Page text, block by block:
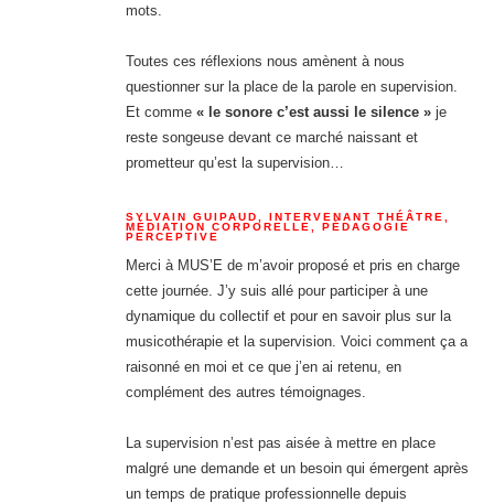
mots.
Toutes ces réflexions nous amènent à nous
questionner sur la place de la parole en supervision.
Et comme« le sonore c’est aussi le silence »je
reste songeuse devant ce marché naissant et
prometteur qu’est la supervision…
SYLVAIN GUIPAUD, INTERVENANT THÉÂTRE,
MÉDIATION CORPORELLE, PÉDAGOGIE
PERCEPTIVE
Merci à MUS’E de m’avoir proposé et pris en charge
cette journée. J’y suis allé pour participer à une
dynamique du collectif et pour en savoir plus sur la
musicothérapie et la supervision. Voici comment ça a
raisonné en moi et ce que j’en ai retenu, en
complément des autres témoignages.
La supervision n’est pas aisée à mettre en place
malgré une demande et un besoin qui émergent après
un temps de pratique professionnelle depuis